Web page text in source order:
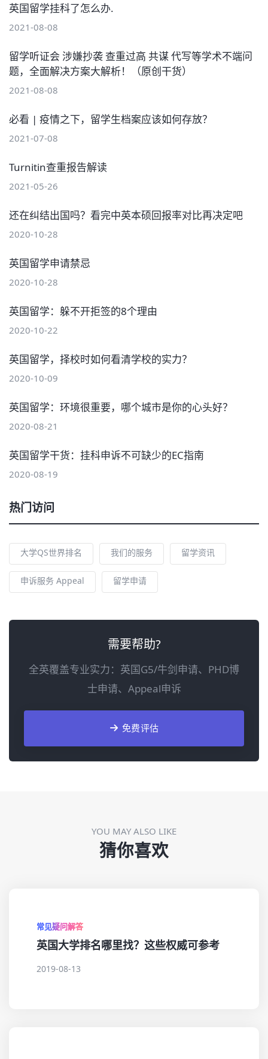
英国留学挂科了怎么办.
2021-08-08
留学听证会 涉嫌抄袭 查重过高 共谋 代写等学术不端问
题，全面解决方案大解析！（原创干货）
2021-08-08
必看 | 疫情之下，留学生档案应该如何存放？
2021-07-08
Turnitin查重报告解读
2021-05-26
还在纠结出国吗？看完中英本硕回报率对比再决定吧
2020-10-28
英国留学申请禁忌
2020-10-28
英国留学：躲不开拒签的8个理由
2020-10-22
英国留学，择校时如何看清学校的实力？
2020-10-09
英国留学：环境很重要，哪个城市是你的心头好？
2020-08-21
英国留学干货：挂科申诉不可缺少的EC指南
2020-08-19
热门访问
大学QS世界排名 我们的服务 留学资讯
申诉服务 Appeal 留学申请
需要帮助?
全英覆盖专业实力：英国G5/牛剑申请、PHD博
士申请、Appeal申诉
免费评估
YOU MAY ALSO LIKE
猜你喜欢
常见疑问解答
英国大学排名哪里找？这些权威可参考
2019-08-13